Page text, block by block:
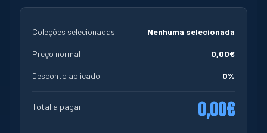
Coleções selecionadas Nenhuma selecionada
Preço normal 0,00€
Desconto aplicado 0%
Total a pagar 0,00€